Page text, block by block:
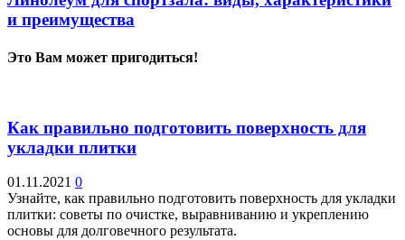
и преимущества
Это Вам может пригодиться!
Как правильно подготовить поверхность для
укладки плитки
01.11.2021 0
Узнайте, как правильно подготовить поверхность для укладки
плитки: советы по очистке, выравниванию и укреплению
основы для долговечного результата.